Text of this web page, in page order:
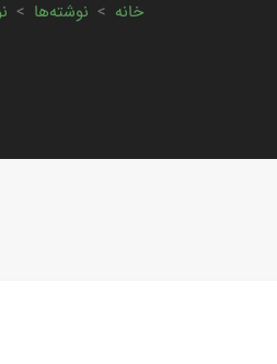
خانه > نوشته‌ها >